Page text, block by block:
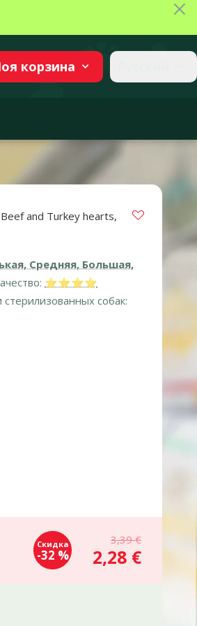
корзина
and Turkey hearts,
Средняя, Большая,
⭐⭐⭐⭐
собак:
Скидка
-32 %
3,39 €
2,28 €